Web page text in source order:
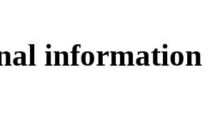
information